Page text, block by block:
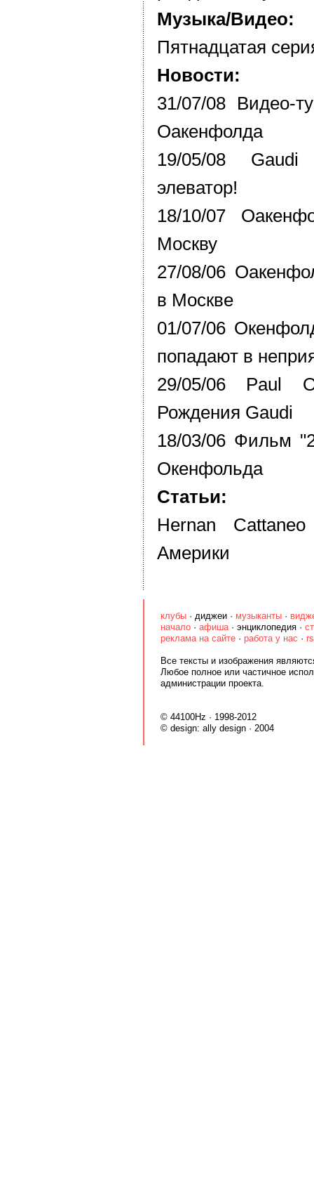
Музыка/Видео:
Пятнадцатая
Новости:
31/07/08 Видео-
Оакенфолда
19/05/08
элеватор!
18/10/07
Москву
27/08/06
в Москве
01/07/06
попадают в
29/05/06 Paul
Рождения Gaudi
18/03/06 Фильм
Окенфольда
Статьи:
Hernan
Америки
клубы · диджеи · музыканты ·
начало · афиша· энциклопедия ·
реклама на сайте · работа у нас ·
Все тексты и изображения
Любое полное или частичное
администрации проекта.
© 44100Hz · 1998-2012
© design: ally design · 2004